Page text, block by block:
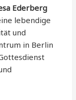
Ederberg
lebendige
und
in Berlin